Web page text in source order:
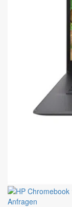
Anfragen